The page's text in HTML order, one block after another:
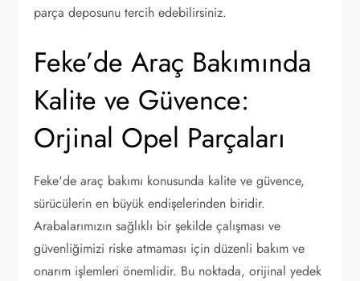
parça deposunu tercih edebilirsiniz.
Feke’de Araç Bakımında
Kalite ve Güvence:
Orjinal Opel Parçaları
Feke'de araç bakımı konusunda kalite ve güvence,
sürücülerin en büyük endişelerinden biridir.
Arabalarımızın sağlıklı bir şekilde çalışması ve
güvenliğimizi riske atmaması için düzenli bakım ve
onarım işlemleri önemlidir. Bu noktada, orijinal yedek